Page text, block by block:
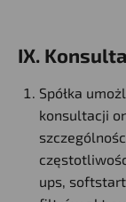
IX.
Spółka
konsultacji
ups,